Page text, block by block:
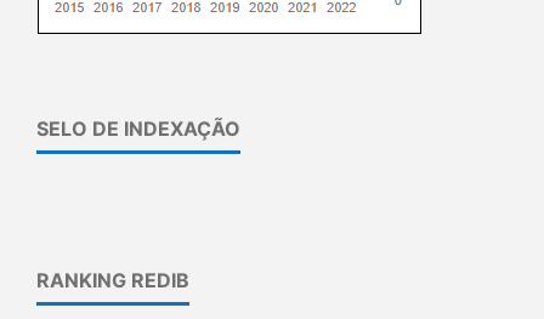
SELO DE INDEXAÇÃO
RANKING REDIB